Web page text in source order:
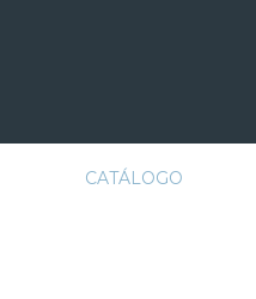
CATÁLOGO